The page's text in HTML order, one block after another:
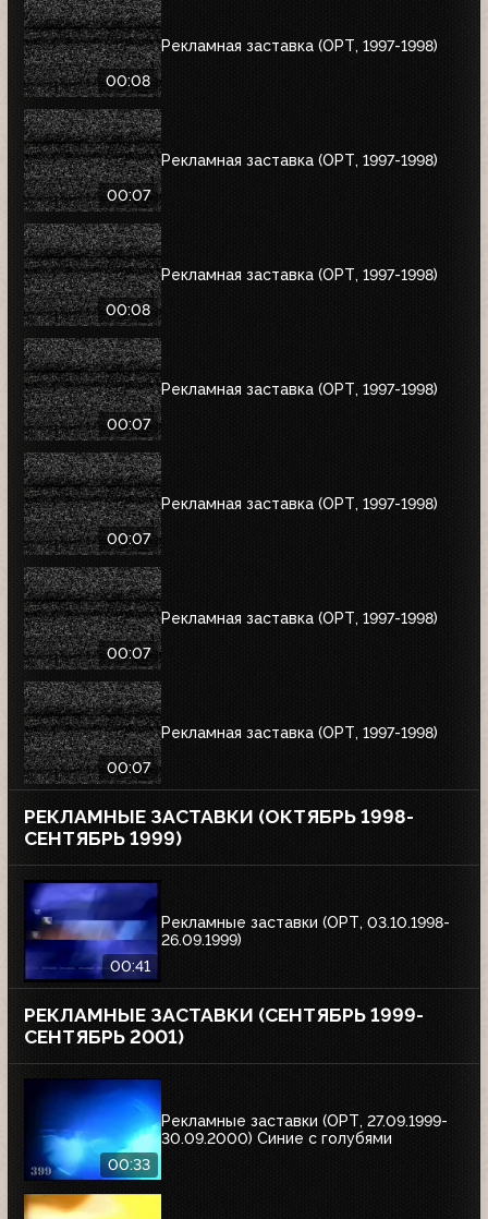
00:08
Рекламная заставка (ОРТ, 1997-1998)
00:07
Рекламная заставка (ОРТ, 1997-1998)
00:08
Рекламная заставка (ОРТ, 1997-1998)
00:07
Рекламная заставка (ОРТ, 1997-1998)
00:07
Рекламная заставка (ОРТ, 1997-1998)
00:07
Рекламная заставка (ОРТ, 1997-1998)
00:07
Рекламная заставка (ОРТ, 1997-1998)
РЕКЛАМНЫЕ ЗАСТАВКИ (ОКТЯБРЬ 1998-
СЕНТЯБРЬ 1999)
00:41
Рекламные заставки (ОРТ, 03.10.1998-
26.09.1999)
РЕКЛАМНЫЕ ЗАСТАВКИ (СЕНТЯБРЬ 1999-
СЕНТЯБРЬ 2001)
00:33
Рекламные заставки (ОРТ, 27.09.1999-
30.09.2000) Синие с голубями